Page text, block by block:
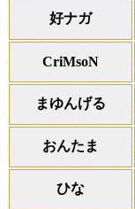
好ナガ
CriMsoN
まゆんげる
おんたま
ひな